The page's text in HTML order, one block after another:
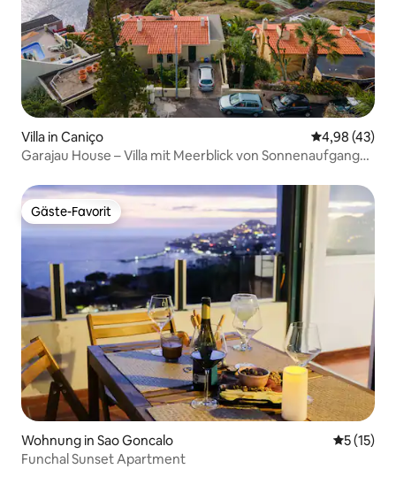
Villa in Caniço
4,98 (43)
Garajau House – Villa mit Meerblick von Sonnenaufgang
Gäste-Favorit
Gäste-Favorit
Wohnung in Sao Goncalo
5 (15)
Funchal Sunset Apartment